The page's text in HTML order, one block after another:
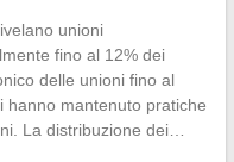
unioni
fino al 12% dei
delle unioni fino al
hanno mantenuto pratiche
La distribuzione dei…